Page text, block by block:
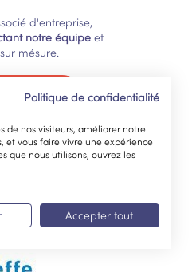
d'entreprise,
notre équipeet
mésure.
!
Politique de confidentialité
de nos visiteurs, améliorer notre
et vous faire vivre une expérience
que nous utilisons, ouvrez les
Accepter tout